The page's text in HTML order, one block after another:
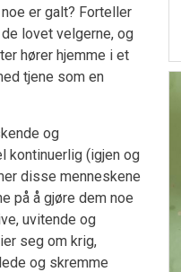
er galt? Forteller
lovet velgerne, og
hører hjemme i et
tjene som en
og
(igjen og
disse menneskene
på å gjøre dem noe
uvitende og
seg om krig,
og skremme